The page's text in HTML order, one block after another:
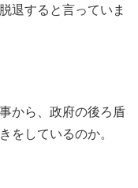
退すると言っていま
から、政府の後ろ盾
をしているのか。